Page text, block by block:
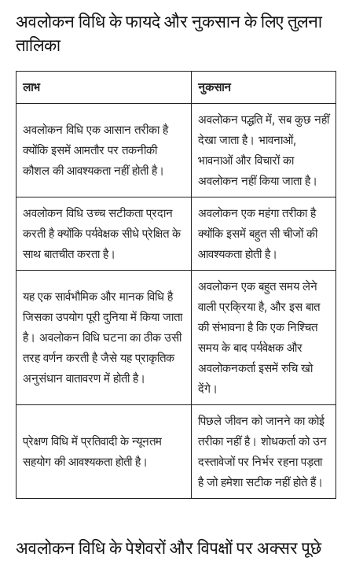
अवलोकन विधि के फायदे और नुकसान के लिए तुलना
तालिका
लाभ नुकसान
अवलोकन विधि एक आसान तरीका है
क्योंकि इसमें आमतौर पर तकनीकी
कौशल की आवश्यकता नहीं होती है।
अवलोकन पद्धति में, सब कुछ नहीं
देखा जाता है। भावनाओं,
भावनाओं और विचारों का
अवलोकन नहीं किया जाता है।
अवलोकन विधि उच्च सटीकता प्रदान
करती है क्योंकि पर्यवेक्षक सीधे प्रेक्षित के
साथ बातचीत करता है।
अवलोकन एक महंगा तरीका है
क्योंकि इसमें बहुत सी चीजों की
आवश्यकता होती है।
यह एक सार्वभौमिक और मानक विधि है
जिसका उपयोग पूरी दुनिया में किया जाता
है। अवलोकन विधि घटना का ठीक उसी
तरह वर्णन करती है जैसे यह प्राकृतिक
अनुसंधान वातावरण में होती है।
अवलोकन एक बहुत समय लेने
वाली प्रक्रिया है, और इस बात
की संभावना है कि एक निश्चित
समय के बाद पर्यवेक्षक और
अवलोकनकर्ता इसमें रुचि खो
देंगे।
प्रेक्षण विधि में प्रतिवादी के न्यूनतम
सहयोग की आवश्यकता होती है।
पिछले जीवन को जानने का कोई
तरीका नहीं है। शोधकर्ता को उन
दस्तावेजों पर निर्भर रहना पड़ता
है जो हमेशा सटीक नहीं होते हैं।
अवलोकन विधि के पेशेवरों और विपक्षों पर अक्सर पूछे